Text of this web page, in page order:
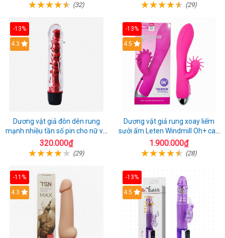
(32) (29)
-13%
4.3
Dương vật giả đôn dên rung
mạnh nhiều tần số pin cho nữ và
cặp đôi
320.000₫
(29)
-13%
4.5
Dương vật giả rung xoay liếm
sưởi ấm Leten Windmill Oh+ cao
cấp
1.900.000₫
(28)
-11%
4.3
-13%
4.5